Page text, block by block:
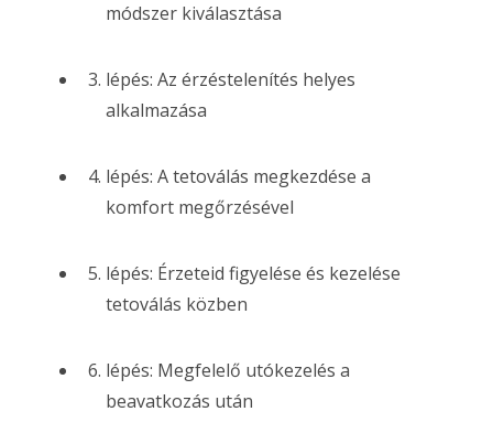
módszer kiválasztása
lépés: Az érzéstelenítés helyes
alkalmazása
lépés: A tetoválás megkezdése a
komfort megőrzésével
lépés: Érzeteid figyelése és kezelése
tetoválás közben
lépés: Megfelelő utókezelés a
beavatkozás után